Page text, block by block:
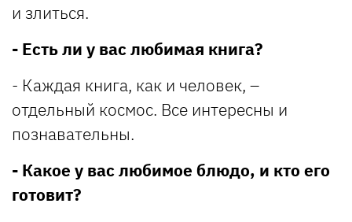
и злиться.
- Есть ли у вас любимая книга?
- Каждая книга, как и человек, –
отдельный космос. Все интересны и
познавательны.
- Какое у вас любимое блюдо, и кто его
готовит?